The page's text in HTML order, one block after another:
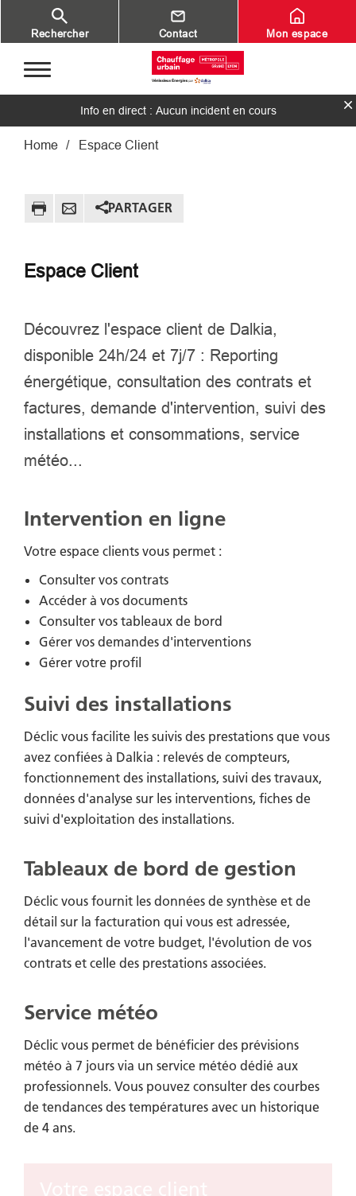
Aller au contenu principal
Rechercher Contact Mon espace
Info en direct : Aucun incident en cours
Fil d'Ariane
Home Espace Client
PARTAGER
Espace Client
Découvrez l'espace client de Dalkia,
disponible 24h/24 et 7j/7 : Reporting
énergétique, consultation des contrats et
factures, demande d'intervention, suivi des
installations et consommations, service
météo...
Intervention en ligne
Votre espace clients vous permet :
Consulter vos contrats
Accéder à vos documents
Consulter vos tableaux de bord
Gérer vos demandes d'interventions
Gérer votre profil
Suivi des installations
Déclic vous facilite les suivis des prestations que vous
avez confiées à Dalkia : relevés de compteurs,
fonctionnement des installations, suivi des travaux,
données d'analyse sur les interventions, fiches de
suivi d'exploitation des installations.
Tableaux de bord de gestion
Déclic vous fournit les données de synthèse et de
détail sur la facturation qui vous est adressée,
l'avancement de votre budget, l'évolution de vos
contrats et celle des prestations associées.
Service météo
Déclic vous permet de bénéficier des prévisions
météo à 7 jours via un service météo dédié aux
professionnels. Vous pouvez consulter des courbes
de tendances des températures avec un historique
de 4 ans.